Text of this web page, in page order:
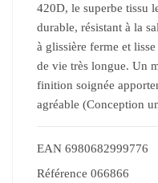
420D, le superbe tissu
durable, résistant à la
à glissière ferme et
de vie très longue. Un
finition soignée
agréable (Conception
EAN 6980682999776
Référence 066866